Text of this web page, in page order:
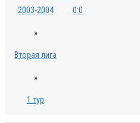
2003-2004
»
Вторая лига
»
1 тур
0:0